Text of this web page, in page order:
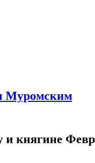
Муромским
и княгине